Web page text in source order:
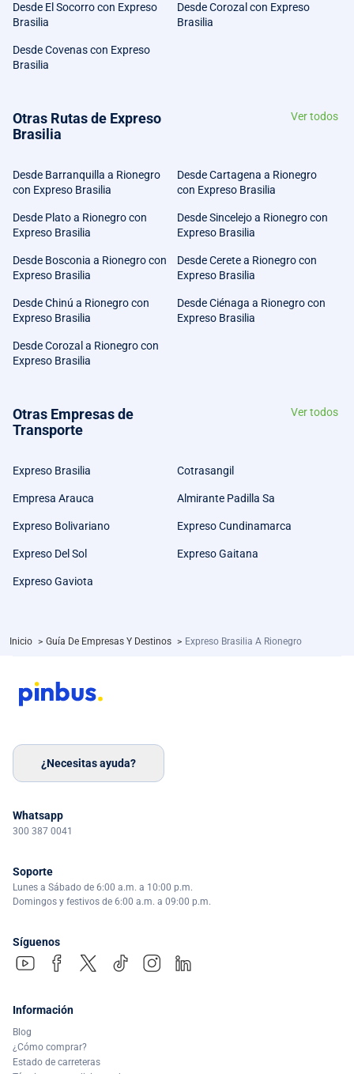
Desde El Socorro con Expreso
Brasilia
Desde Corozal con Expreso
Brasilia
Desde Covenas con Expreso
Brasilia
Otras Rutas de Expreso
Brasilia
Ver todos
Desde Barranquilla a Rionegro
con Expreso Brasilia
Desde Cartagena a Rionegro
con Expreso Brasilia
Desde Plato a Rionegro con
Expreso Brasilia
Desde Sincelejo a Rionegro con
Expreso Brasilia
Desde Bosconia a Rionegro con
Expreso Brasilia
Desde Cerete a Rionegro con
Expreso Brasilia
Desde Chinú a Rionegro con
Expreso Brasilia
Desde Ciénaga a Rionegro con
Expreso Brasilia
Desde Corozal a Rionegro con
Expreso Brasilia
Otras Empresas de
Transporte
Ver todos
Expreso Brasilia Cotrasangil
Empresa Arauca Almirante Padilla Sa
Expreso Bolivariano Expreso Cundinamarca
Expreso Del Sol Expreso Gaitana
Expreso Gaviota
Inicio > Guía De Empresas Y Destinos > Expreso Brasilia A Rionegro
¿Necesitas ayuda?
Whatsapp
300 387 0041
Soporte
Lunes a Sábado de 6:00 a.m. a 10:00 p.m.
Domingos y festivos de 6:00 a.m. a 09:00 p.m.
Síguenos
Información
Blog
¿Cómo comprar?
Estado de carreteras